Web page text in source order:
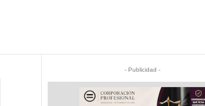
- Publicidad -